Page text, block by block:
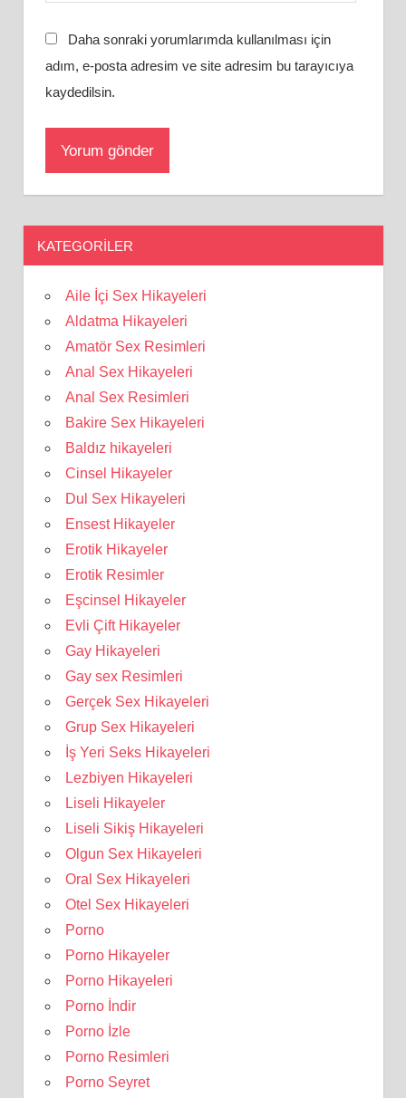
Daha sonraki yorumlarımda kullanılması için
adım, e-posta adresim ve site adresim bu tarayıcıya
kaydedilsin.
KATEGORILER
Aile İçi Sex Hikayeleri
Aldatma Hikayeleri
Amatör Sex Resimleri
Anal Sex Hikayeleri
Anal Sex Resimleri
Bakire Sex Hikayeleri
Baldız hikayeleri
Cinsel Hikayeler
Dul Sex Hikayeleri
Ensest Hikayeler
Erotik Hikayeler
Erotik Resimler
Eşcinsel Hikayeler
Evli Çift Hikayeler
Gay Hikayeleri
Gay sex Resimleri
Gerçek Sex Hikayeleri
Grup Sex Hikayeleri
İş Yeri Seks Hikayeleri
Lezbiyen Hikayeleri
Liseli Hikayeler
Liseli Sikiş Hikayeleri
Olgun Sex Hikayeleri
Oral Sex Hikayeleri
Otel Sex Hikayeleri
Porno
Porno Hikayeler
Porno Hikayeleri
Porno İndir
Porno İzle
Porno Resimleri
Porno Seyret